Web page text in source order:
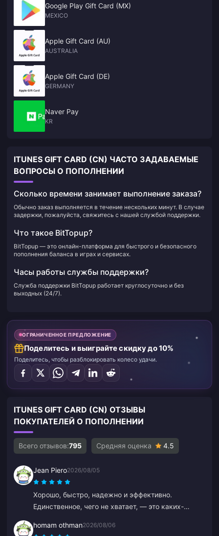
Google Play Gift Card (MX)
MEXICO
Apple Gift Card (AU)
AUSTRALIA
Apple Gift Card (DE)
GERMANY
Naver Pay
KR
ITUNES GIFT CARD (CN) ЧАСТО ЗАДАВАЕМЫЕ
ВОПРОСЫ О ПОПОЛНЕНИИ
Сколько времени занимает выполнение заказа?
Обычно заказ выполняется в течение нескольких минут. В случае
задержки, пожалуйста, свяжитесь с нашей службой поддержки.
Что такое BitTopup?
BitTopup — это онлайн-платформа для быстрого и безопасного
пополнения баланса в играх и сервисах.
Часы работы службы поддержки?
Служба поддержки BitTopup работает круглосуточно и без
выходных (24/7).
ОГРАНИЧЕННОЕ ПРЕДЛОЖЕНИЕ
Поделитесь и выиграйте скидку до 10%
Поделитесь, чтобы разблокировать колесо удачи.
ITUNES GIFT CARD (CN) ОТЗЫВЫ
ПОКУПАТЕЛЕЙ О ПОПОЛНЕНИИ
Всего отзывов:795 Средняя оценка 4.5
Jean Piero2026/08/05
Хорошо, быстро, надежно и эффективно.
Единственное, чего не хватает, — это каких-
пополнения.
homam othman2026/08/06